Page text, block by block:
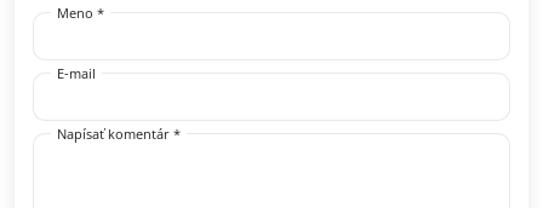
Meno *
E-mail
Napísať komentár *